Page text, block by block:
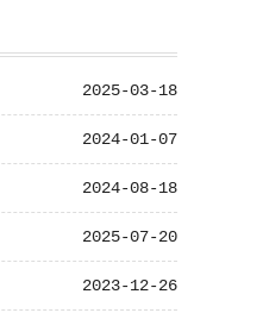
2025-03-18
2024-01-07
2024-08-18
2025-07-20
2023-12-26